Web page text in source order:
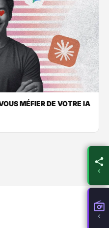
MÉFIER DE VOTRE IA